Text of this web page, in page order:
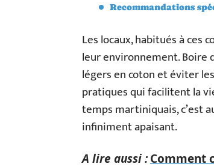
Recommandations
Les locaux, habitués à ces
leur environnement. Boire
légers en coton et éviter
pratiques qui facilitent la
temps martiniquais, c’est
infiniment apaisant.
A lire aussi :Comment